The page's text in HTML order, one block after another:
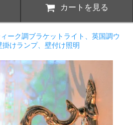
カートを見る
ーク調ブラケットライト、英国調ウ
けランプ、壁付け照明